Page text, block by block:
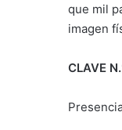
que mil
imagen
CLAVE